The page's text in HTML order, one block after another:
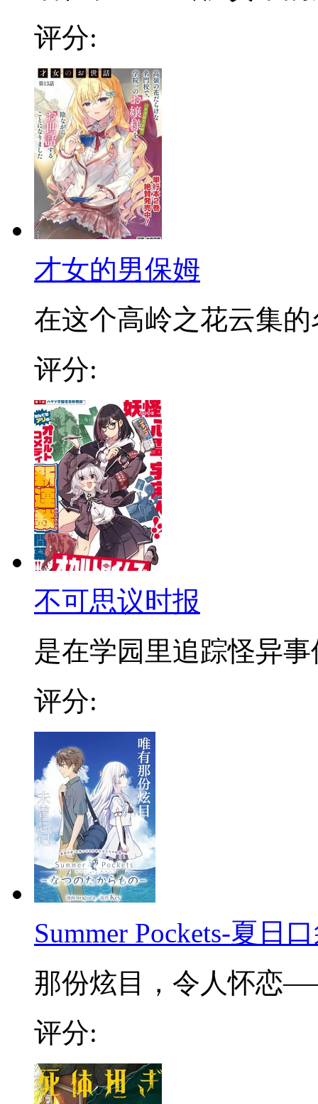
评分:
才女的男保姆
在这个高岭之花云集的
评分:
不可思议时报
是在学园里追踪怪异事
评分:
Summer Pockets-夏日
那份炫目，令人怀恋
评分: